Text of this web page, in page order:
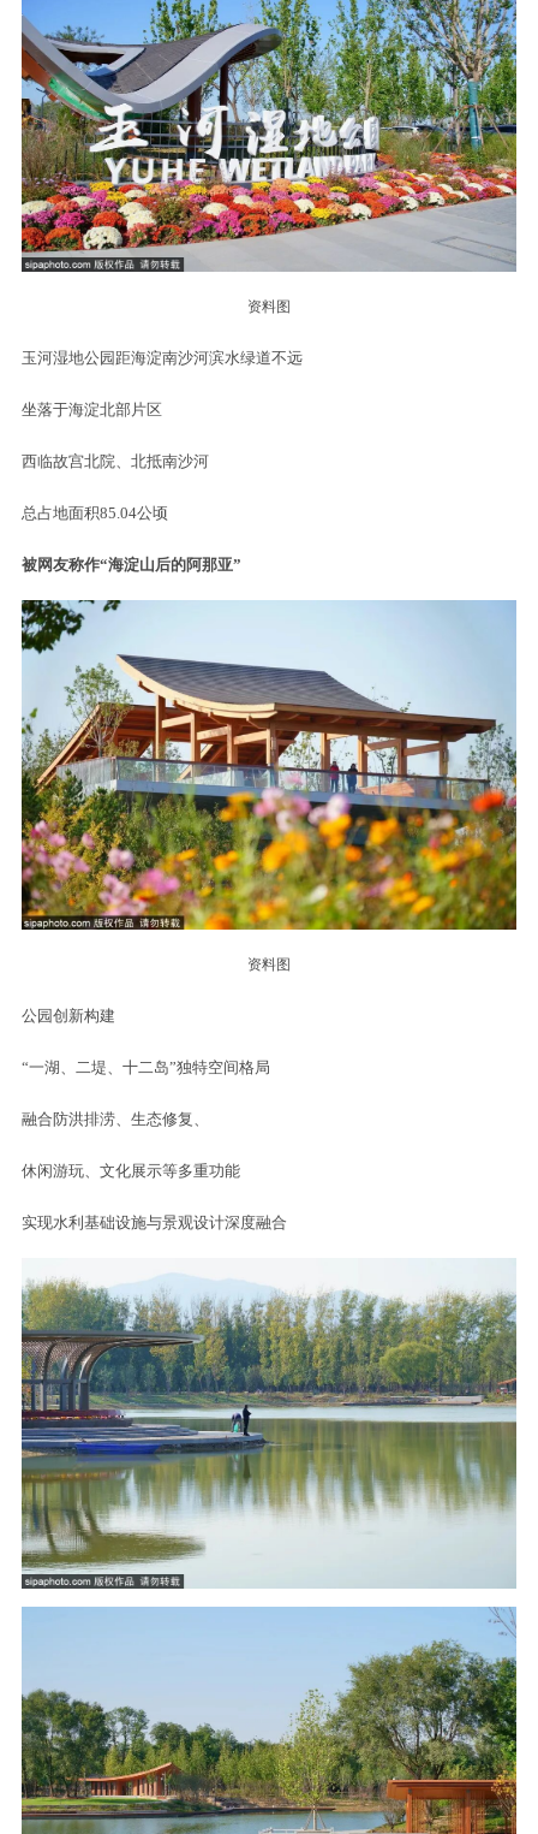
长度：7.2公里
运动方式：步行、骑行
开放时间：全年开放，全天24小时
游玩贴士：翠湖国家城市湿地公园仅4-10月开放，需提前在官网预约；
水库南站”。
自驾：导航“稻香湖公园停车场”或“集美家居（上庄路店）”。
Part 02
玉河湿地公园
资料图
玉河湿地公园距海淀南沙河滨水绿道不远
坐落于海淀北部片区
西临故宫北院、北抵南沙河
总占地面积85.04公顷
被网友称作“海淀山后的阿那亚”
“一湖、二堤、十二岛”独特空间格局
融合防洪排涝、生态修复、